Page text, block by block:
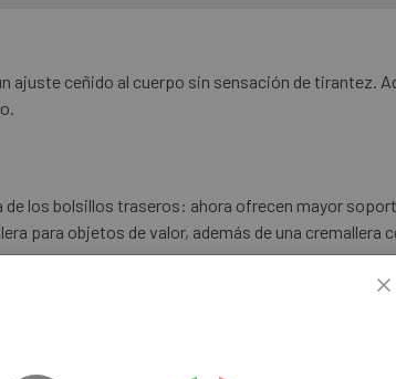
ajuste ceñido al cuerpo sin sensación de tirantez.
de los bolsillos traseros: ahora ofrecen mayor
para objetos de valor, además de una cremallera
para primavera y verano. Los logos actualizados